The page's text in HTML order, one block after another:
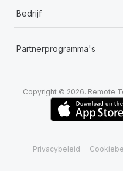
Bedrijf
Partnerprogramma's
Copyright © 2026. Remote
Privacybeleid